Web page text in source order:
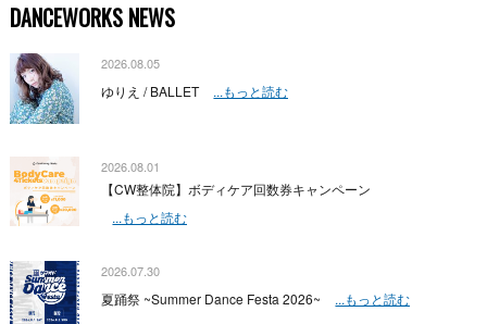
DANCEWORKS NEWS
2026.08.05
ゆりえ / BALLET ...もっと読む
2026.08.01
【CW整体院】ボディケア回数券キャンペーン
...もっと読む
2026.07.30
夏踊祭 ~Summer Dance Festa 2026~ ...もっと読む